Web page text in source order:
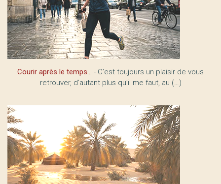
Courir après le temps... - C’est toujours un plaisir de vous
retrouver, d’autant plus qu’il me faut, au (…)